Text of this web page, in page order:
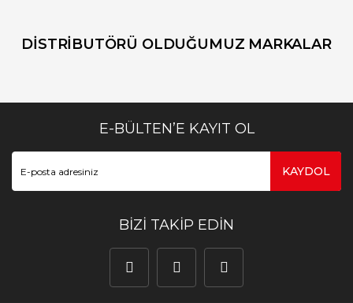
DİSTRİBUTÖRÜ OLDUĞUMUZ MARKALAR
E-BÜLTEN’E KAYIT OL
KAYDOL
BİZİ TAKİP EDİN